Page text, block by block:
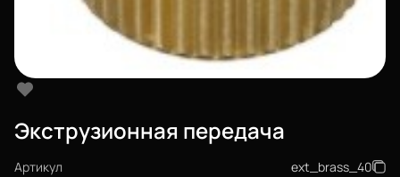
Экструзионная передача
Артикул ext_brass_40